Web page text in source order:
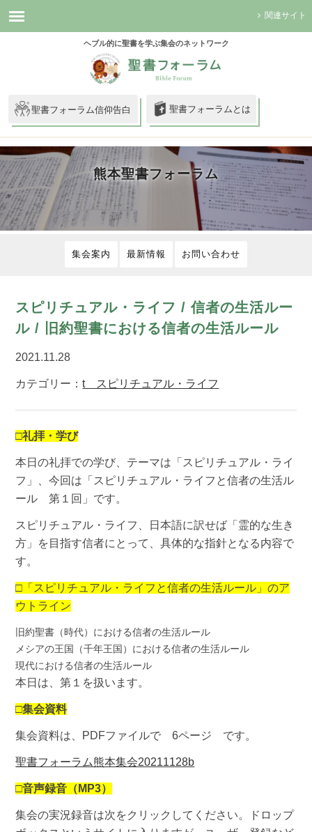
関連サイト
ヘブル的に聖書を学ぶ集会のネットワーク
聖書フォーラム信仰告白 聖書フォーラムとは
熊本聖書フォーラム
集会案内 最新情報 お問い合わせ
スピリチュアル・ライフ / 信者の生活ルー
ル / 旧約聖書における信者の生活ルール
2021.11.28
カテゴリー：t スピリチュアル・ライフ
□礼拝・学び
本日の礼拝での学び、テーマは「スピリチュアル・ライ
フ」、今回は「スピリチュアル・ライフと信者の生活ル
ール 第１回」です。
スピリチュアル・ライフ、日本語に訳せば「霊的な生き
方」を目指す信者にとって、具体的な指針となる内容で
す。
□「スピリチュアル・ライフと信者の生活ルール」のア
ウトライン
旧約聖書（時代）における信者の生活ルール
メシアの王国（千年王国）における信者の生活ルール
現代における信者の生活ルール
本日は、第１を扱います。
□集会資料
集会資料は、PDFファイルで 6ページ です。
聖書フォーラム熊本集会20211128b
□音声録音（MP3）
集会の実況録音は次をクリックしてください。ドロップ